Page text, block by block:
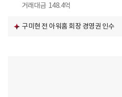
거래대금 148.4억
구미현 전 아워홈 회장 경영권 인수